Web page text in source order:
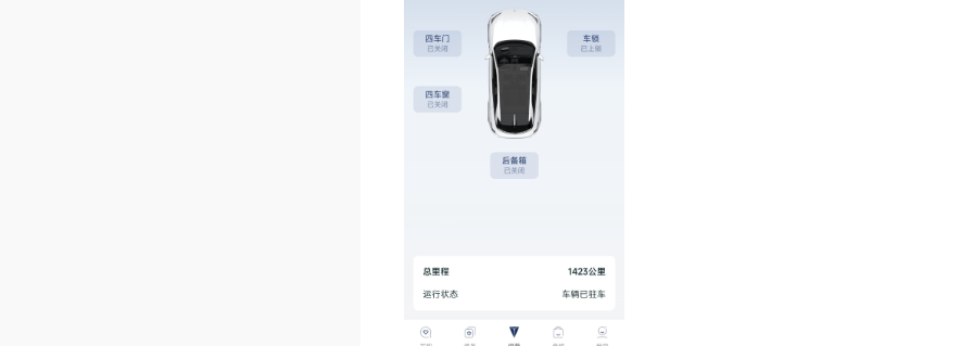
(1)、先到市或区的行政服务中心办理完税证明；
(2)、到车管所验完车，开验车单，再到车管所里的环保大厅办理环保证明
明咱这个车符合国六B；
(3)、再到业务办理大厅，办理牌照、选号，交费120元；
(4)、车牌我也已经寄到了，邮政运费25元。
我去之前有先看了厦门的自行上牌攻略的，结果看的是特斯拉蔚来车主发的
们是纯电的，不烧油也就不存在国六B问题，不需要环保证明，所以我漏了
骤。